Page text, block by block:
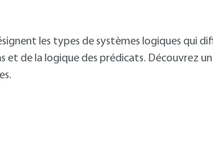
les types de systèmes logiques qui
et de la logique des prédicats. Découvrez